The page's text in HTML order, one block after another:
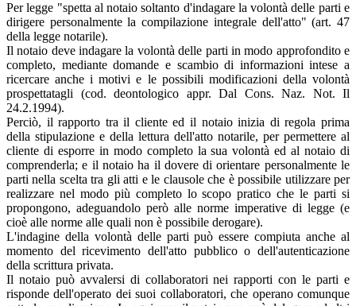
Per legge "spetta al notaio soltanto d'indagare la volontà delle parti e
dirigere personalmente la compilazione integrale dell'atto" (art. 47
della legge notarile).
Il notaio deve indagare la volontà delle parti in modo approfondito e
completo, mediante domande e scambio di informazioni intese a
ricercare anche i motivi e le possibili modificazioni della volontà
prospettatagli (cod. deontologico appr. Dal Cons. Naz. Not. Il
24.2.1994).
Perciò, il rapporto tra il cliente ed il notaio inizia di regola prima
della stipulazione e della lettura dell'atto notarile, per permettere al
cliente di esporre in modo completo la sua volontà ed al notaio di
comprenderla; e il notaio ha il dovere di orientare personalmente le
parti nella scelta tra gli atti e le clausole che è possibile utilizzare per
realizzare nel modo più completo lo scopo pratico che le parti si
propongono, adeguandolo però alle norme imperative di legge (e
cioè alle norme alle quali non è possibile derogare).
L'indagine della volontà delle parti può essere compiuta anche al
momento del ricevimento dell'atto pubblico o dell'autenticazione
della scrittura privata.
Il notaio può avvalersi di collaboratori nei rapporti con le parti e
risponde dell'operato dei suoi collaboratori, che operano comunque